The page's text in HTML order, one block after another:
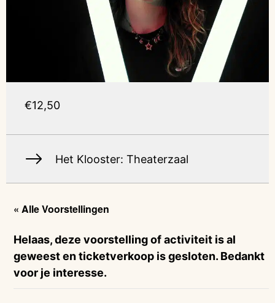
« Alle Voorstellingen
Helaas, deze voorstelling of activiteit is al
geweest en ticketverkoop is gesloten. Bedankt
voor je interesse.
€12,50
Het Klooster: Theaterzaal